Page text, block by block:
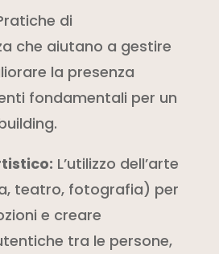
di
che aiutano a gestire
la presenza
fondamentali per un
L’utilizzo dell’arte
teatro, fotografia) per
e creare
tra le persone,